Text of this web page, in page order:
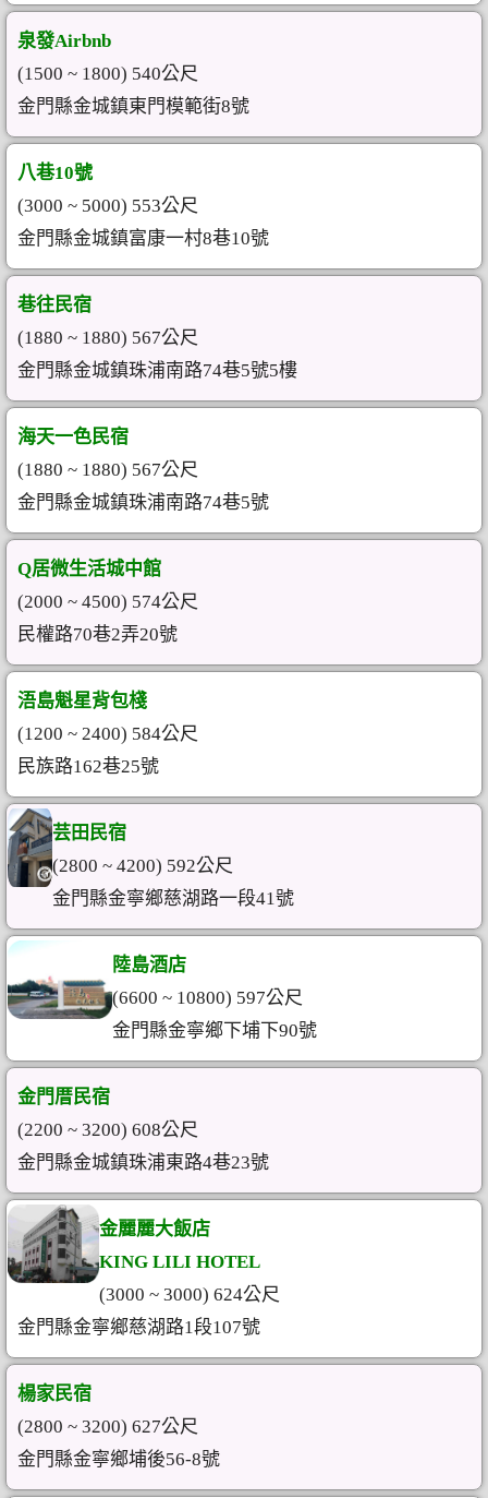
泉發Airbnb
(1500 ~ 1800) 540公尺
金門縣金城鎮東門模範街8號
八巷10號
(3000 ~ 5000) 553公尺
金門縣金城鎮富康一村8巷10號
巷往民宿
(1880 ~ 1880) 567公尺
金門縣金城鎮珠浦南路74巷5號5樓
海天一色民宿
(1880 ~ 1880) 567公尺
金門縣金城鎮珠浦南路74巷5號
Q居微生活城中館
(2000 ~ 4500) 574公尺
民權路70巷2弄20號
浯島魁星背包棧
(1200 ~ 2400) 584公尺
民族路162巷25號
芸田民宿
(2800 ~ 4200) 592公尺
金門縣金寧鄉慈湖路一段41號
陸島酒店
(6600 ~ 10800) 597公尺
金門縣金寧鄉下埔下90號
金門厝民宿
(2200 ~ 3200) 608公尺
金門縣金城鎮珠浦東路4巷23號
金麗麗大飯店
KING LILI HOTEL
(3000 ~ 3000) 624公尺
金門縣金寧鄉慈湖路1段107號
楊家民宿
(2800 ~ 3200) 627公尺
金門縣金寧鄉埔後56-8號